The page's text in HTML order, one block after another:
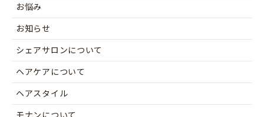
お悩み
お知らせ
シェアサロンについて
ヘアケアについて
ヘアスタイル
モナンについて